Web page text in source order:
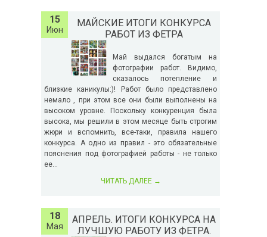
15
Июн
МАЙСКИЕ ИТОГИ КОНКУРСА
РАБОТ ИЗ ФЕТРА
Май выдался богатым на
фотографии работ. Видимо,
сказалось потепление и
близкие каникулы:)! Работ было представлено
немало , при этом все они были выполнены на
высоком уровне. Поскольку конкуренция была
высока, мы решили в этом месяце быть строгим
жюри и вспомнить, все-таки, правила нашего
конкурса. А одно из правил - это обязательные
пояснения под фотографией работы - не только
ее...
ЧИТАТЬ ДАЛЕЕ →
18
Мая
АПРЕЛЬ. ИТОГИ КОНКУРСА НА
ЛУЧШУЮ РАБОТУ ИЗ ФЕТРА.